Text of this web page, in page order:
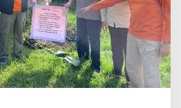
P
K
S
B
a
n
d